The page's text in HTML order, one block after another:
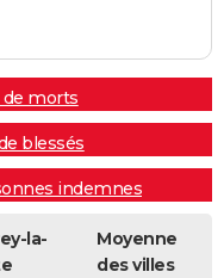
de morts
blessés
indemnes
la-
Moyenne
des villes